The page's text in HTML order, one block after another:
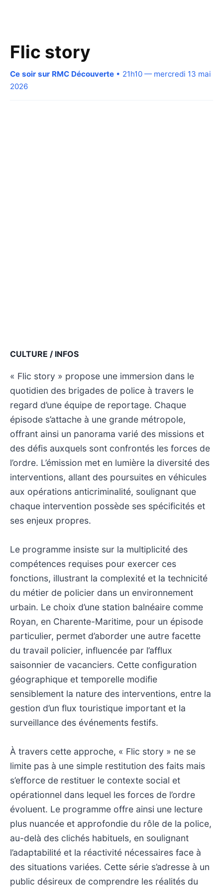
Flic story
Ce soir sur RMC Découverte • 21h10 — mercredi 13 mai
2026
CULTURE / INFOS
« Flic story » propose une immersion dans le
quotidien des brigades de police à travers le
regard d’une équipe de reportage. Chaque
épisode s’attache à une grande métropole,
offrant ainsi un panorama varié des missions et
des défis auxquels sont confrontés les forces de
l’ordre. L’émission met en lumière la diversité des
interventions, allant des poursuites en véhicules
aux opérations anticriminalité, soulignant que
chaque intervention possède ses spécificités et
ses enjeux propres.
Le programme insiste sur la multiplicité des
compétences requises pour exercer ces
fonctions, illustrant la complexité et la technicité
du métier de policier dans un environnement
urbain. Le choix d’une station balnéaire comme
Royan, en Charente-Maritime, pour un épisode
particulier, permet d’aborder une autre facette
du travail policier, influencée par l’afflux
saisonnier de vacanciers. Cette configuration
géographique et temporelle modifie
sensiblement la nature des interventions, entre la
gestion d’un flux touristique important et la
surveillance des événements festifs.
À travers cette approche, « Flic story » ne se
limite pas à une simple restitution des faits mais
s’efforce de restituer le contexte social et
opérationnel dans lequel les forces de l’ordre
évoluent. Le programme offre ainsi une lecture
plus nuancée et approfondie du rôle de la police,
au-delà des clichés habituels, en soulignant
l’adaptabilité et la réactivité nécessaires face à
des situations variées. Cette série s’adresse à un
public désireux de comprendre les réalités du